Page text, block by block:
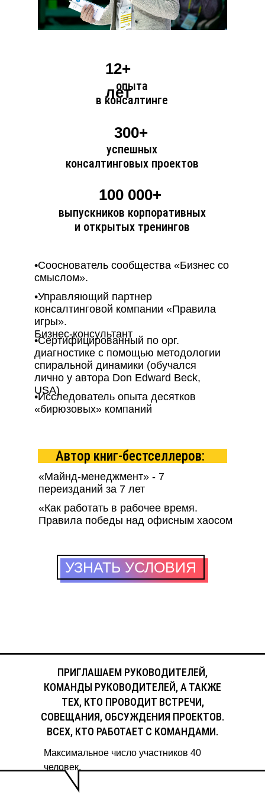
тренера-консультанта
консалтинговых
тренингов и сессий
опыт
тренера-консультанта
16+
лет
успешных
консалтинговых проектов
200+
тренингов и сессий
800+
•Сооснователь сообщества «Бизнес со
смыслом».
•Управляющий партнер
консалтинговой компании «Правила
игры».
Бизнес-консультант
•Исследователь опыта десятков
«бирюзовых» компаний
•Сертифицированный по орг.
диагностике с помощью методологии
спиральной динамики (обучался
лично у автора Don Edward Beck,
USA)
«Майнд-менеджмент» - 7
переизданий за 7 лет
«Как работать в рабочее время.
Правила победы над офисным хаосом
УЗНАТЬ УСЛОВИЯ
12+
лет
опыта
в консалтинге
300+
успешных
консалтинговых проектов
100 000+
выпускников корпоративных
и открытых тренингов
Автор книг-бестселлеров:
ПРИГЛАШАЕМ РУКОВОДИТЕЛЕЙ,
КОМАНДЫ РУКОВОДИТЕЛЕЙ, А ТАКЖЕ
ТЕХ, КТО ПРОВОДИТ ВСТРЕЧИ,
СОВЕЩАНИЯ, ОБСУЖДЕНИЯ ПРОЕКТОВ.
ВСЕХ, КТО РАБОТАЕТ С КОМАНДАМИ.
Максимальное число участников 40
человек.